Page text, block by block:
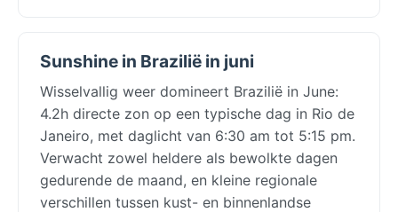
Sunshine in Brazilië in juni
Wisselvallig weer domineert Brazilië in June:
4.2h directe zon op een typische dag in Rio de
Janeiro, met daglicht van 6:30 am tot 5:15 pm.
Verwacht zowel heldere als bewolkte dagen
gedurende de maand, en kleine regionale
verschillen tussen kust- en binnenlandse